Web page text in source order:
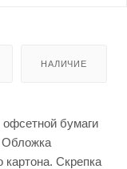
НАЛИЧИЕ
офсетной бумаги
Обложка
картона. Скрепка